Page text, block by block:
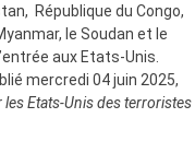
République du Congo,
le Soudan et le
aux Etats-Unis.
mercredi 04 juin 2025,
les Etats-Unis des terroristes